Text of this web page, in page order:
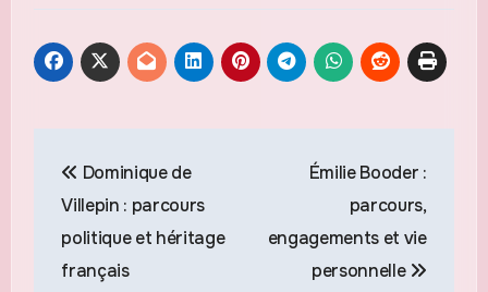
de
l’article
Dominique de
Villepin : parcours
politique et héritage
français
Émilie Booder :
parcours,
engagements et vie
personnelle